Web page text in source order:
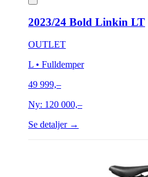
2023/24 Bold Linkin LT
OUTLET
L • Fulldemper
49 999,–
Ny: 120 000,–
Se detaljer →